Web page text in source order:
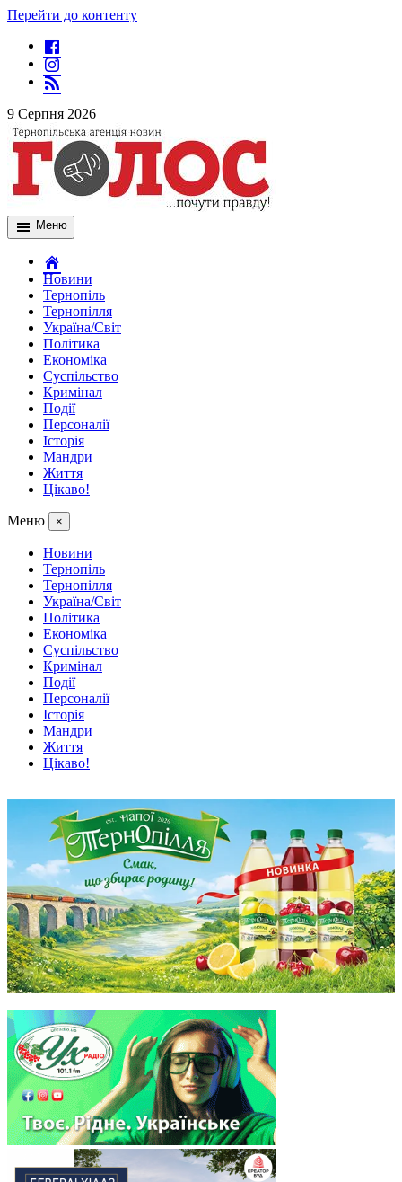
Перейти до контенту
9 Серпня 2026
Меню
Новини
Тернопіль
Тернопілля
Україна/Світ
Політика
Економіка
Суспільство
Кримінал
Події
Персоналії
Історія
Мандри
Життя
Цікаво!
Меню ×
Новини
Тернопіль
Тернопілля
Україна/Світ
Політика
Економіка
Суспільство
Кримінал
Події
Персоналії
Історія
Мандри
Життя
Цікаво!